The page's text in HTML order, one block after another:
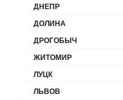
ДНЕПР
ДОЛИНА
ДРОГОБЫЧ
ЖИТОМИР
ЛУЦК
ЛЬВОВ